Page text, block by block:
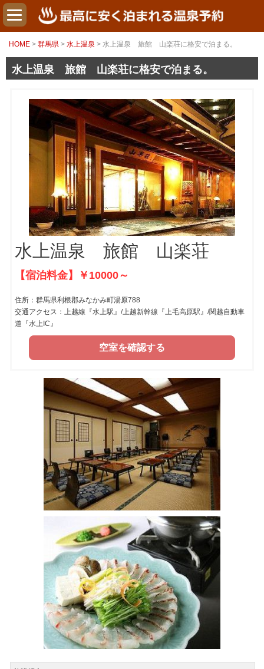
HOME > 群馬県 > 水上温泉 > 水上温泉 旅館 山楽荘に格安で泊まる。
水上温泉 旅館 山楽荘に格安で泊まる。
水上温泉 旅館 山楽荘
【宿泊料金】￥10000～
住所：群馬県利根郡みなかみ町湯原788
交通アクセス：上越線『水上駅』/上越新幹線『上毛高原駅』/関越自動車
道『水上IC』
空室を確認する